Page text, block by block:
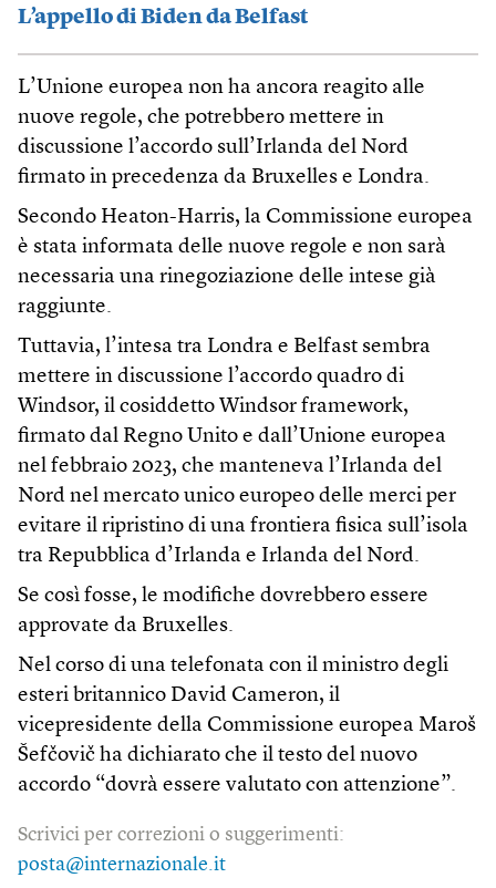
L’appello di Biden da Belfast
L’Unione europea non ha ancora reagito alle
nuove regole, che potrebbero mettere in
discussione l’accordo sull’Irlanda del Nord
firmato in precedenza da Bruxelles e Londra.
Secondo Heaton-Harris, la Commissione europea
è stata informata delle nuove regole e non sarà
necessaria una rinegoziazione delle intese già
raggiunte.
Tuttavia, l’intesa tra Londra e Belfast sembra
mettere in discussione l’accordo quadro di
Windsor, il cosiddetto Windsor framework,
firmato dal Regno Unito e dall’Unione europea
nel febbraio 2023, che manteneva l’Irlanda del
Nord nel mercato unico europeo delle merci per
evitare il ripristino di una frontiera fisica sull’isola
tra Repubblica d’Irlanda e Irlanda del Nord.
Se così fosse, le modifiche dovrebbero essere
approvate da Bruxelles.
Nel corso di una telefonata con il ministro degli
esteri britannico David Cameron, il
vicepresidente della Commissione europea Maroš
Šefčovič ha dichiarato che il testo del nuovo
accordo “dovrà essere valutato con attenzione”.
Scrivici per correzioni o suggerimenti:
posta@internazionale.it